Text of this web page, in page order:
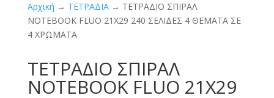
Αρχική → ΤΕΤΡΑΔΙΑ→ ΤΕΤΡΑΔΙΟ ΣΠΙΡΑΛ
NOTEBOOK FLUO 21X29 240 ΣΕΛΙΔΕΣ 4 ΘΕΜΑΤΑ ΣΕ
4 ΧΡΩΜΑΤΑ
ΤΕΤΡΑΔΙΟ ΣΠΙΡΑΛ
NOTEBOOK FLUO 21X29